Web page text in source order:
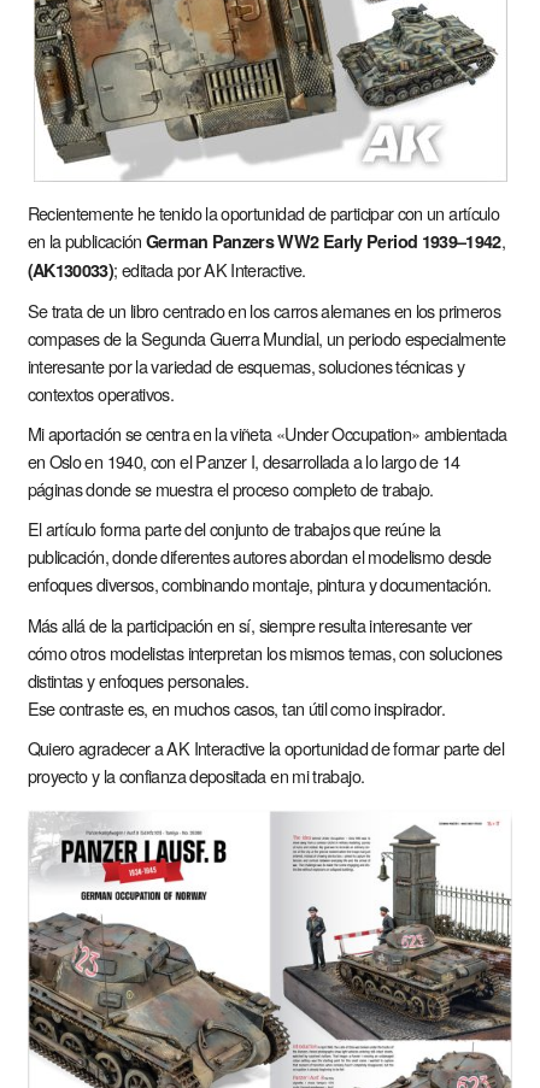
Recientemente he tenido la oportunidad de participar con un artículo
en la publicaciónGerman Panzers WW2 Early Period 1939–1942,
(AK130033); editada por AK Interactive.
Se trata de un libro centrado en los carros alemanes en los primeros
compases de la Segunda Guerra Mundial, un periodo especialmente
interesante por la variedad de esquemas, soluciones técnicas y
contextos operativos.
Mi aportación se centra en la viñeta «Under Occupation» ambientada
en Oslo en 1940, con el Panzer I, desarrollada a lo largo de 14
páginas donde se muestra el proceso completo de trabajo.
El artículo forma parte del conjunto de trabajos que reúne la
publicación, donde diferentes autores abordan el modelismo desde
enfoques diversos, combinando montaje, pintura y documentación.
Más allá de la participación en sí, siempre resulta interesante ver
cómo otros modelistas interpretan los mismos temas, con soluciones
distintas y enfoques personales.
Ese contraste es, en muchos casos, tan útil como inspirador.
Quiero agradecer a AK Interactive la oportunidad de formar parte del
proyecto y la confianza depositada en mi trabajo.